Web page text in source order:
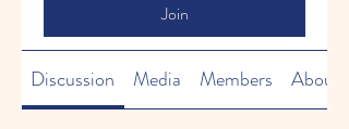
Join
Discussion Media Members About